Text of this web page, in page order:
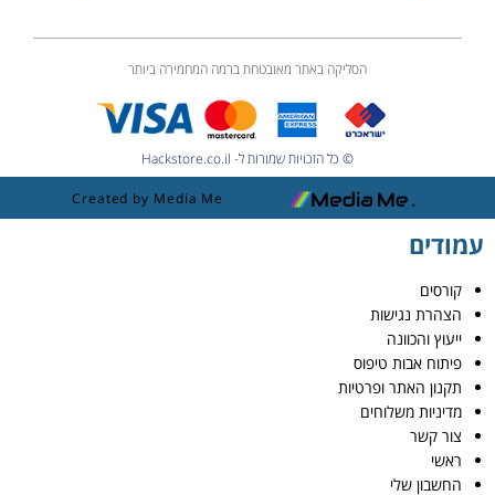
הסליקה באתר מאובטחת ברמה המחמירה ביותר
© כל הזכויות שמורות ל- Hackstore.co.il
Created by Media Me
עמודים
קורסים
הצהרת נגישות
ייעוץ והכוונה
פיתוח אבות טיפוס
תקנון האתר ופרטיות
מדיניות משלוחים
צור קשר
ראשי
החשבון שלי